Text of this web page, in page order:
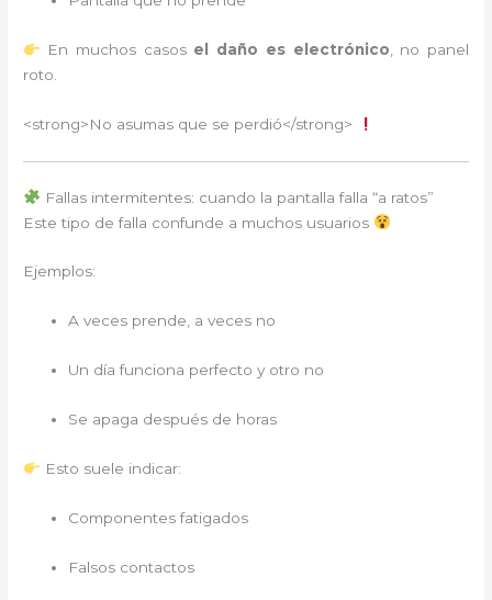
En muchos casos el daño es electrónico, no panel
roto.
<strong>No asumas que se perdió</strong>
Fallas intermitentes: cuando la pantalla falla “a ratos”
Este tipo de falla confunde a muchos usuarios
Ejemplos:
A veces prende, a veces no
Un día funciona perfecto y otro no
Se apaga después de horas
Esto suele indicar:
Componentes fatigados
Falsos contactos